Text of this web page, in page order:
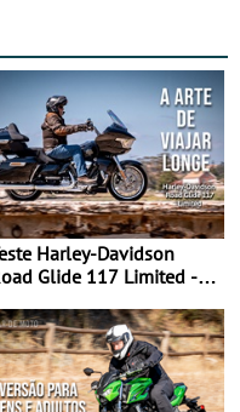
Harley-Davidson
Glide 117 Limited - A